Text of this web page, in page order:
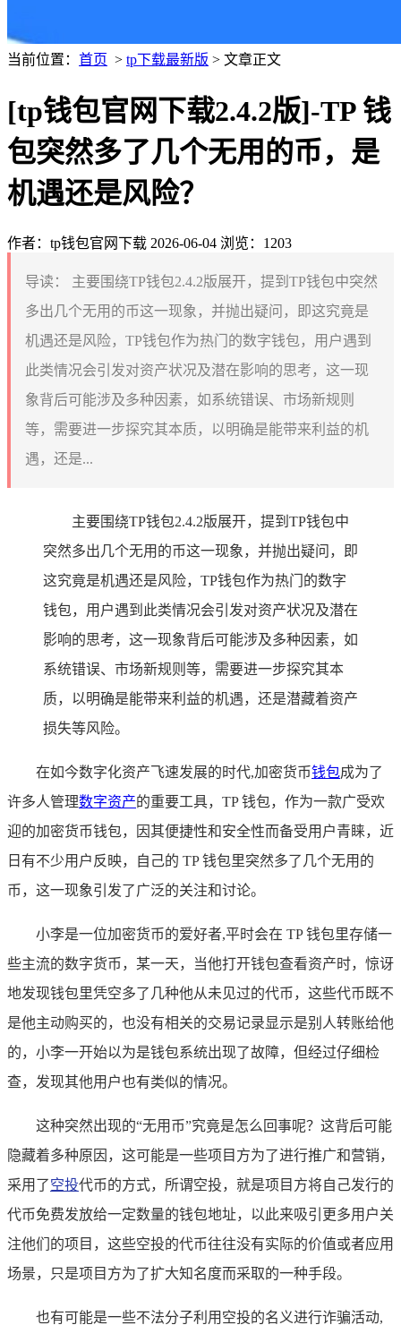
当前位置： 首页 > tp下载最新版 > 文章正文
[tp钱包官网下载2.4.2版]-TP 钱
包突然多了几个无用的币，是
机遇还是风险？
作者：tp钱包官网下载 2026-06-04 浏览：1203
导读：
主要围绕TP钱包2.4.2版展开，提到TP钱包中突然
多出几个无用的币这一现象，并抛出疑问，即这究竟是
机遇还是风险，TP钱包作为热门的数字钱包，用户遇到
此类情况会引发对资产状况及潜在影响的思考，这一现
象背后可能涉及多种因素，如系统错误、市场新规则
等，需要进一步探究其本质，以明确是能带来利益的机
遇，还是...
主要围绕TP钱包2.4.2版展开，提到TP钱包中
突然多出几个无用的币这一现象，并抛出疑问，即
这究竟是机遇还是风险，TP钱包作为热门的数字
钱包，用户遇到此类情况会引发对资产状况及潜在
影响的思考，这一现象背后可能涉及多种因素，如
系统错误、市场新规则等，需要进一步探究其本
质，以明确是能带来利益的机遇，还是潜藏着资产
损失等风险。
在如今数字化资产飞速发展的时代,加密货币钱包成为了
许多人管理数字资产的重要工具，TP 钱包，作为一款广受欢
迎的加密货币钱包，因其便捷性和安全性而备受用户青睐，近
日有不少用户反映，自己的 TP 钱包里突然多了几个无用的
币，这一现象引发了广泛的关注和讨论。
小李是一位加密货币的爱好者,平时会在 TP 钱包里存储一
些主流的数字货币，某一天，当他打开钱包查看资产时，惊讶
地发现钱包里凭空多了几种他从未见过的代币，这些代币既不
是他主动购买的，也没有相关的交易记录显示是别人转账给他
的，小李一开始以为是钱包系统出现了故障，但经过仔细检
查，发现其他用户也有类似的情况。
这种突然出现的“无用币”究竟是怎么回事呢？这背后可能
隐藏着多种原因，这可能是一些项目方为了进行推广和营销，
采用了空投代币的方式，所谓空投，就是项目方将自己发行的
代币免费发放给一定数量的钱包地址，以此来吸引更多用户关
注他们的项目，这些空投的代币往往没有实际的价值或者应用
场景，只是项目方为了扩大知名度而采取的一种手段。
也有可能是一些不法分子利用空投的名义进行诈骗活动,